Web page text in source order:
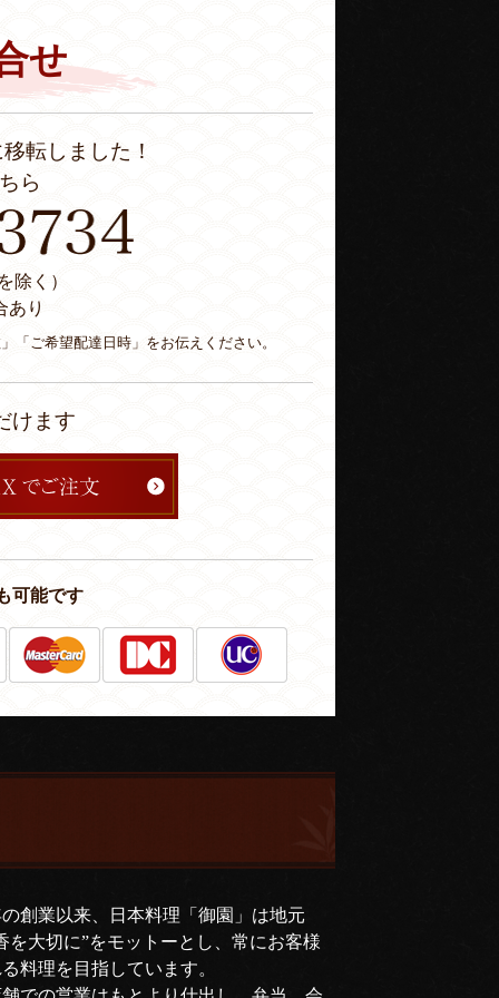
せ
転しました！
ら
除く）
あり
「ご希望配達日時」をお伝えください。
けます
可能です
創業以来、日本料理「御園」は地元
を大切に”をモットーとし、常にお客様
料理を目指しています。